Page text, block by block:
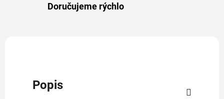
Doručujeme rýchlo
Popis